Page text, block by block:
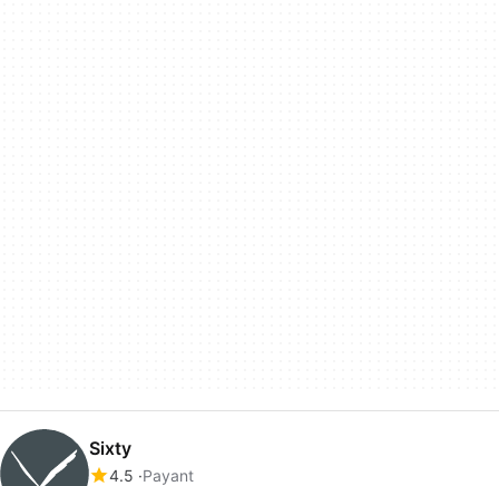
Sixty
4.5 Payant